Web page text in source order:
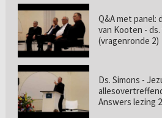
Q&A met panel:
van Kooten -
(vragenronde 2)
Ds. Simons -
Answers lezing